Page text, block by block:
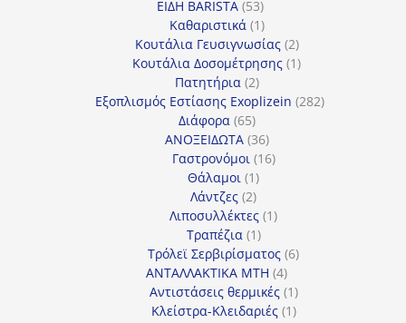
ΕΙΔΗ BARISTA 5353
προϊόντα
Καθαριστικά 11
προϊόν
Κουτάλια Γευσιγνωσίας 22
προϊόντα
Κουτάλια Δοσομέτρησης 11
Πατητήρια 22
προϊόντα
Εξοπλισμός Εστίασης Exoplizein 282282
Διάφορα 6565
προϊόντα
ΑΝΟΞΕΙΔΩΤΑ 3636
προϊόντα
Γαστρονόμοι 1616
Θάλαμοι 11
προϊόν
Λάντζες 22
προϊόντα
Λιποσυλλέκτες 11
Τραπέζια 11
προϊόν
Τρόλεϊ Σερβιρίσματος 66
ΑΝΤΑΛΛΑΚΤΙΚΑ MTH 44
προϊόντα
Αντιστάσεις θερμικές 11
προϊόν
Κλείστρα-Κλειδαριές 11